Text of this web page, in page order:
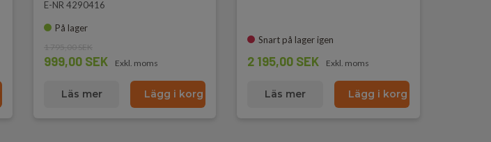
E-NR 4290416
På lager
999,00 SEK Exkl. moms
Läs mer Lägg i korg
Snart på lager igen
2 195,00 SEK Exkl. moms
Läs mer Lägg i korg